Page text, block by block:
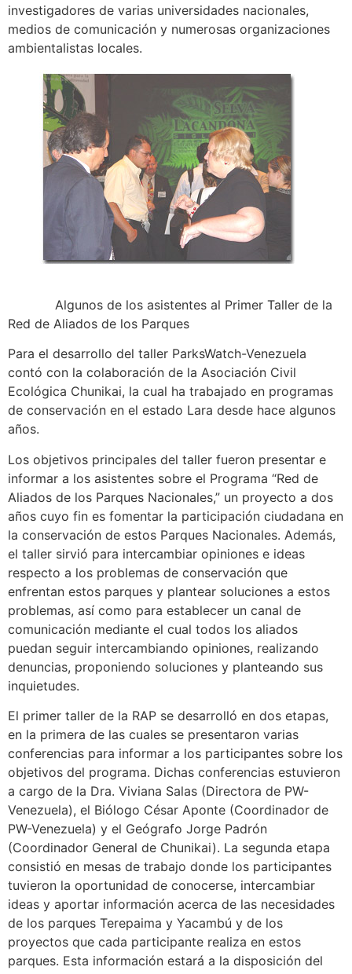
investigadores de varias universidades nacionales,
medios de comunicación y numerosas organizaciones
ambientalistas locales.
Algunos de los asistentes al Primer Taller de la
Red de Aliados de los Parques
Para el desarrollo del taller ParksWatch-Venezuela
contó con la colaboración de la Asociación Civil
Ecológica Chunikai, la cual ha trabajado en programas
de conservación en el estado Lara desde hace algunos
años.
Los objetivos principales del taller fueron presentar e
informar a los asistentes sobre el Programa “Red de
Aliados de los Parques Nacionales,” un proyecto a dos
años cuyo fin es fomentar la participación ciudadana en
la conservación de estos Parques Nacionales. Además,
el taller sirvió para intercambiar opiniones e ideas
respecto a los problemas de conservación que
enfrentan estos parques y plantear soluciones a estos
problemas, así como para establecer un canal de
comunicación mediante el cual todos los aliados
puedan seguir intercambiando opiniones, realizando
denuncias, proponiendo soluciones y planteando sus
inquietudes.
El primer taller de la RAP se desarrolló en dos etapas,
en la primera de las cuales se presentaron varias
conferencias para informar a los participantes sobre los
objetivos del programa. Dichas conferencias estuvieron
a cargo de la Dra. Viviana Salas (Directora de PW-
Venezuela), el Biólogo César Aponte (Coordinador de
PW-Venezuela) y el Geógrafo Jorge Padrón
(Coordinador General de Chunikai). La segunda etapa
consistió en mesas de trabajo donde los participantes
tuvieron la oportunidad de conocerse, intercambiar
ideas y aportar información acerca de las necesidades
de los parques Terepaima y Yacambú y de los
proyectos que cada participante realiza en estos
parques. Esta información estará a la disposición del